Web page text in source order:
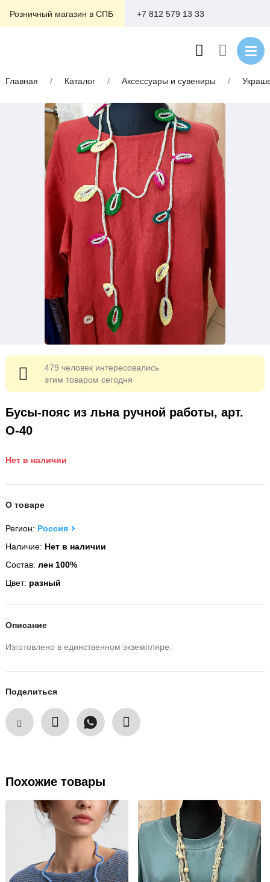
Розничный магазин в СПБ +7 812 579 13 33
Главная / Каталог / Аксессуары и сувениры /
Бусы-пояс из льна ручной работы, арт.
О-40
Нет в наличии
О товаре
Регион: Россия
Наличие: Нет в наличии
Состав: лен 100%
Цвет: разный
Описание
Изготовлено в единственном экземпляре.
Поделиться
479 человек интересовались
этим товаром сегодня
Похожие товары